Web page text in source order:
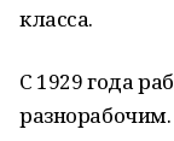
класса.
С 1929 года
разнорабочим.